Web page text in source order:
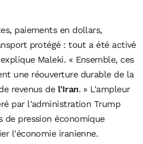
paiements en dollars,
protégé : tout a été activé
Maleki. « Ensemble, ces
une réouverture durable de la
revenus de l'Iran. » L'ampleur
par l'administration Trump
de pression économique
l'économie iranienne.